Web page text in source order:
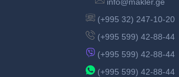
(+995 32) 247-10-20
(+995 599) 42-88-44
(+995 599) 42-88-44
(+995 599) 42-88-44